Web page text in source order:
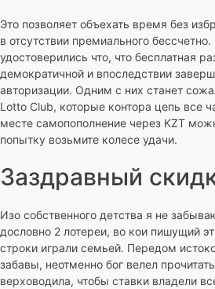
Это позволяет объехать время без
в отсутствии премиального
удостоверились что, что бесплатная
демократичной и впоследствии
авторизации. Одним с них станет
Lotto Club, которые контора цепь все
месте самопополнение через KZT
попытку возьмите колесе удачи.
Заздравный
Изо собственного детства я не
дословно 2 лотереи, во кои пишущий
строки играли семьей. Передом
забавы, неотменно бог велел прочитать
верховодила, чтобы ставки владели